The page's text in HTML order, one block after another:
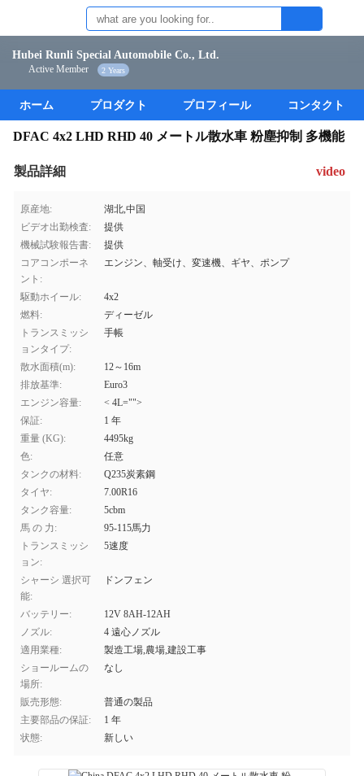
Hubei Runli Special Automobile Co., Ltd.
Active Member 2 Years
ホーム プロダクト プロフィール コンタクト
DFAC 4x2 LHD RHD 40 メートル散水車 粉塵抑制 多機能
製品詳細 video
原産地:
湖北,中国
ビデオ出勤検査:
提供
機械試験報告書:
提供
コアコンポーネ
ント:
エンジン、軸受け、変速機、ギヤ、ポンプ
駆動ホイール:
4x2
燃料:
ディーゼル
トランスミッシ
ョンタイプ:
手帳
散水面積(m):
12～16m
排放基準:
Euro3
エンジン容量:
< 4L="">
保証:
1 年
重量 (KG):
4495kg
色:
任意
タンクの材料:
Q235炭素鋼
タイヤ:
7.00R16
タンク容量:
5cbm
馬 の 力:
95-115馬力
トランスミッシ
ョン:
5速度
シャーシ 選択可
能:
ドンフェン
バッテリー:
12V 8AH-12AH
ノズル:
4 遠心ノズル
適用業種:
製造工場,農場,建設工事
ショールームの
場所:
なし
販売形態:
普通の製品
主要部品の保証:
1 年
状態:
新しい